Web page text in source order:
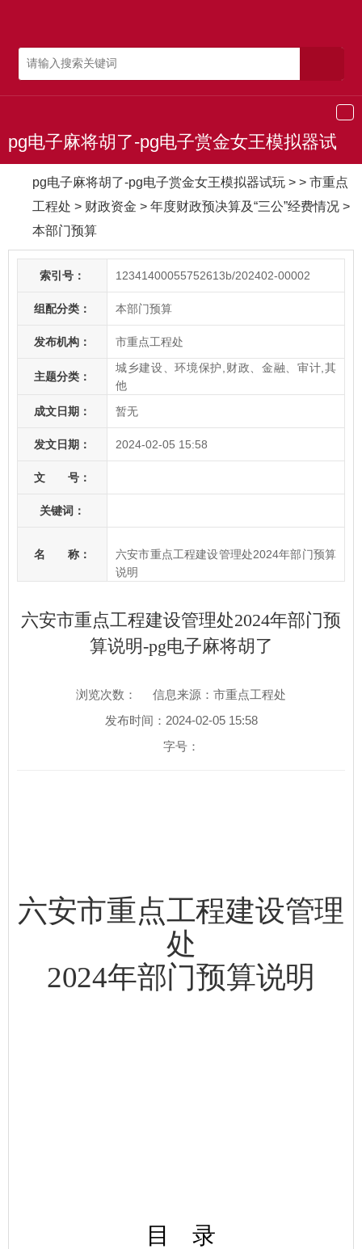
导
pg电子麻将胡了-pg电子赏金女王模拟器试
pg电子麻将胡了-pg电子赏金女王模拟器试玩 > > 市重点
工程处 > 财政资金 > 年度财政预决算及“三公”经费情况 >
本部门预算
索引号： 12341400055752613b/202402-00002
组配分类： 本部门预算
发布机构： 市重点工程处
主题分类：
城乡建设、环境保护,财政、金融、审计,其
他
成文日期：
暂无
发文日期： 2024-02-05 15:58
文 号：
关键词：
名 称：
六安市重点工程建设管理处2024年部门预算
说明
六安市重点工程建设管理处2024年部门预
算说明-pg电子麻将胡了
浏览次数：
信息来源：市重点工程处
发布时间：2024-02-05 15:58
字号：
六安市重点工程建设管理
处
2024年部门预算说明
目 录